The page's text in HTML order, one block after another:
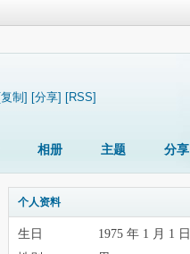
[复制] [分享] [RSS]
相册 主题 分享
个人资料
生日
1975 年 1 月 1 日